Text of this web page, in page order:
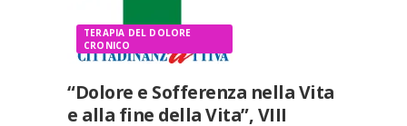
TERAPIA DEL DOLORE
CRONICO
“Dolore e Sofferenza nella Vita
e alla fine della Vita”, VIII